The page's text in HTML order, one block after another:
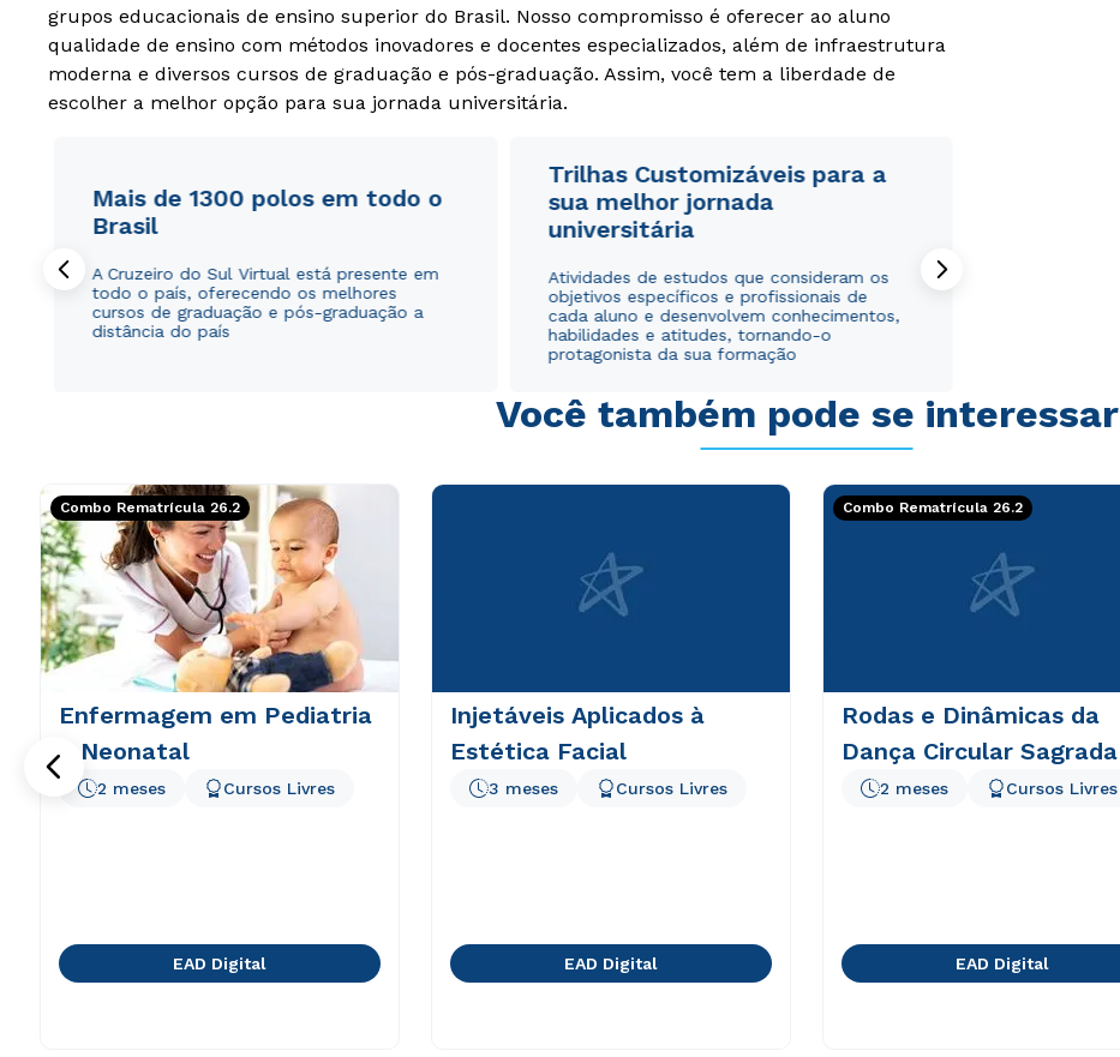
grupos educacionais de ensino superior do Brasil. Nosso compromisso é oferecer ao aluno
qualidade de ensino com métodos inovadores e docentes especializados, além de infraestrutura
moderna e diversos cursos de graduação e pós-graduação. Assim, você tem a liberdade de
escolher a melhor opção para sua jornada universitária.
Mais de 1300 polos em todo o
Brasil
A Cruzeiro do Sul Virtual está presente em
todo o país, oferecendo os melhores
cursos de graduação e pós-graduação a
distância do país
Trilhas Customizáveis para a
sua melhor jornada
universitária
Atividades de estudos que consideram os
objetivos específicos e profissionais de
cada aluno e desenvolvem conhecimentos,
habilidades e atitudes, tornando-o
protagonista da sua formação
Você também pode se interessar
Combo Rematrícula 26.2
Enfermagem em Pediatria
e Neonatal
2 meses Cursos Livres
EAD Digital
Injetáveis Aplicados à
Estética Facial
3 meses Cursos Livres
EAD Digital
Combo Rematrícula 26.2
Rodas e Dinâmicas da
Dança Circular Sagrada
2 meses Cursos Livres
EAD Digital
WhatsApp
ou
Política de Privacidade.e
autorizo que meus dados sejam utilizados para o
WhatsApp
ou
Política de Privacidade.e
autorizo que meus dados sejam utilizados para o